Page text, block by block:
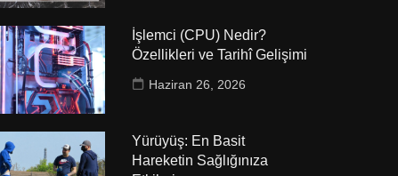
İşlemci (CPU) Nedir?
Özellikleri ve Tarihî Gelişimi
Haziran 26, 2026
Yürüyüş: En Basit
Hareketin Sağlığınıza